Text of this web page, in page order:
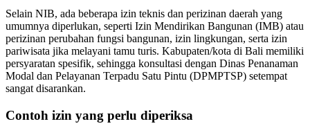
Northwest Bali Trail Launches In October
Rafael Nadal’s First Southeast Asia Tennis
Bali Drug Bust: Narcotics Hidden in Motorcycle
Revealing Seminyak’s Property Investment
Selain NIB, ada beberapa izin teknis dan perizinan daerah yang
umumnya diperlukan, seperti Izin Mendirikan Bangunan (IMB) atau
perizinan perubahan fungsi bangunan, izin lingkungan, serta izin
pariwisata jika melayani tamu turis. Kabupaten/kota di Bali memiliki
persyaratan spesifik, sehingga konsultasi dengan Dinas Penanaman
Modal dan Pelayanan Terpadu Satu Pintu (DPMPTSP) setempat
sangat disarankan.
Contoh izin yang perlu diperiksa